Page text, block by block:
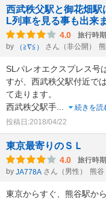
西武秩父駅と御花畑
L列車を見る事も出来
4.0 旅行時
by
（≧∇≦） さん（非公開）
SLパレオエクスプレス号
すが、西武秩父駅付近で
て走ります。
西武秩父駅手
続きを読
投稿日:2018/04/22
東京最寄りのＳＬ
4.0 旅行時
by JA778A さん（男性） 熊谷
東京からすぐ、熊谷駅か